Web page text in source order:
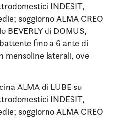
INDESIT,
soggiorno ALMA CREO
BEVERLY di DOMUS,
fino a 6 ante di
mensoline laterali, ove
ALMA di LUBE su
INDESIT,
soggiorno ALMA CREO